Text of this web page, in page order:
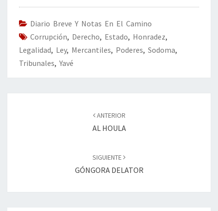
o
o
k
er dI
n
l
p
ar
tir
Diario Breve Y Notas En El Camino
Corrupción, Derecho, Estado, Honradez,
Legalidad, Ley, Mercantiles, Poderes, Sodoma,
Tribunales,Yavé
ANTERIOR
AL HOULA
SIGUIENTE
GÓNGORA DELATOR